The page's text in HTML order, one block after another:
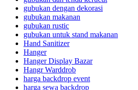
gubukan dengan dekorasi
gubukan makanan
gubukan rustic
gubukan untuk stand makanan
Hand Sanitizer
Hanger
Hanger Display Bazar
Hangr Warddrob
harga backdrop event
harga sewa backdrop